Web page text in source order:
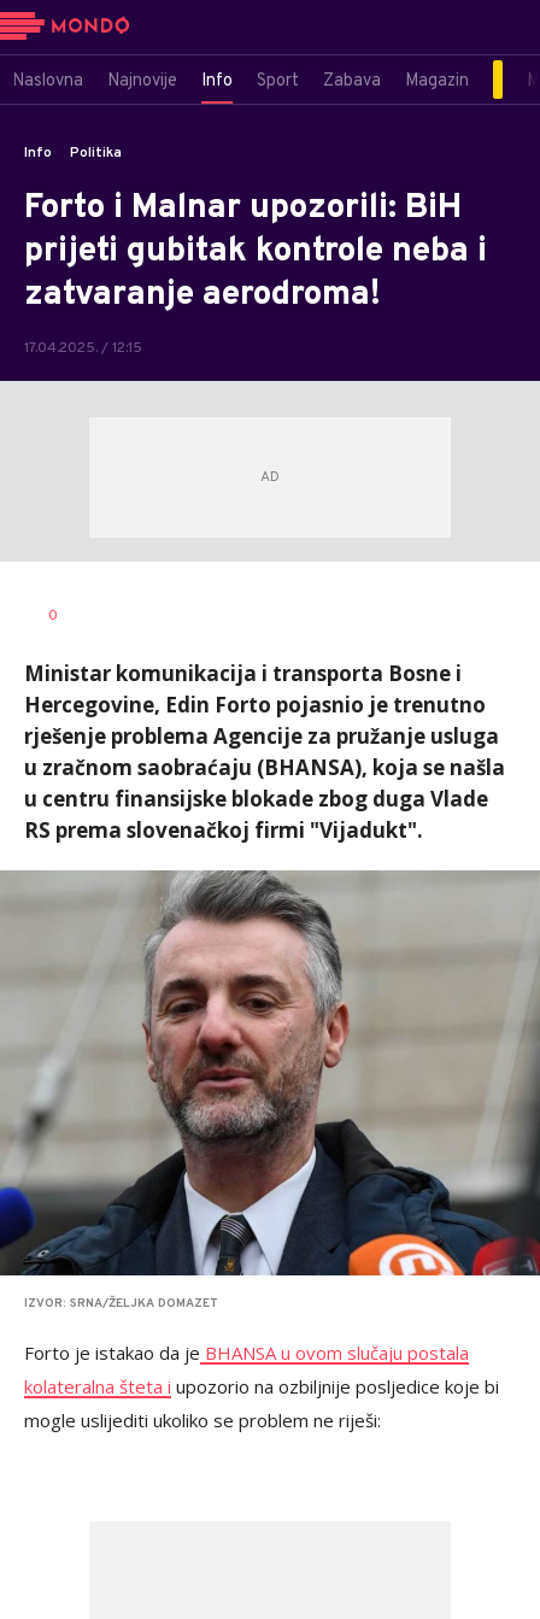
Naslovna Najnovije Info Sport Zabava Magazin
Info Politika
Forto i Malnar upozorili: BiH
prijeti gubitak kontrole neba i
zatvaranje aerodroma!
17.04.2025. / 12:15
AUTOR
0
Ministar komunikacija i transporta Bosne i
Hercegovine, Edin Forto pojasnio je trenutno
rješenje problema Agencije za pružanje usluga
u zračnom saobraćaju (BHANSA), koja se našla
u centru finansijske blokade zbog duga Vlade
RS prema slovenačkoj firmi "Vijadukt".
IZVOR: SRNA/ŽELJKA DOMAZET
Forto je istakao da je BHANSA u ovom slučaju postala
kolateralna šteta i upozorio na ozbiljnije posljedice koje bi
mogle uslijediti ukoliko se problem ne riješi: